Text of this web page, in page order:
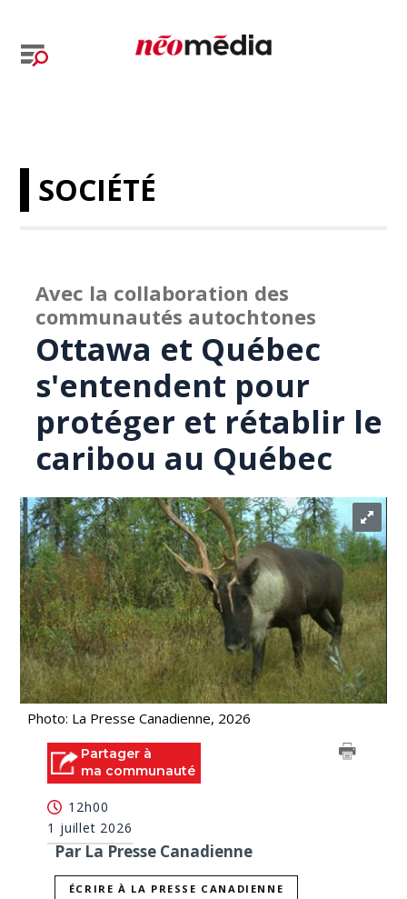
SOCIÉTÉ
Avec la collaboration des
communautés autochtones
Ottawa et Québec
s'entendent pour
protéger et rétablir le
caribou au Québec
Photo: La Presse Canadienne, 2026
Partager à
ma communauté
12h00
1 juillet 2026
Par La Presse Canadienne
ÉCRIRE À LA PRESSE CANADIENNE